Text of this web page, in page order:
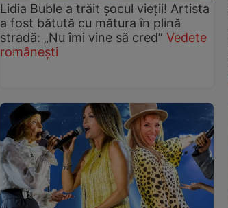
Lidia Buble a trăit șocul vieții! Artista
a fost bătută cu mătura în plină
stradă: „Nu îmi vine să cred” Vedete
românești